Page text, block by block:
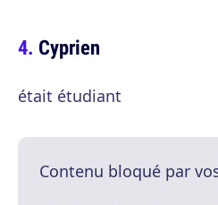
Cyprien
était étudiant
Contenu bloqué par